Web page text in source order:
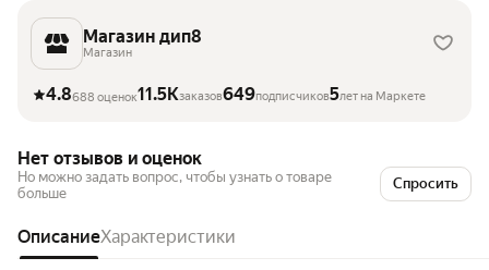
Магазин дип8
Магазин
4.8688 оценок11.5Kзаказов649подписчиков5лет на Маркете
Нет отзывов и оценок
Но можно задать вопрос, чтобы узнать о товаре
больше
Спросить
ОписаниеХарактеристики